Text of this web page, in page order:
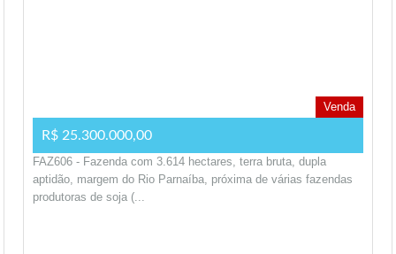
Venda
R$ 25.300.000,00
FAZ606 - Fazenda com 3.614 hectares, terra bruta, dupla
aptidão, margem do Rio Parnaíba, próxima de várias fazendas
produtoras de soja (...